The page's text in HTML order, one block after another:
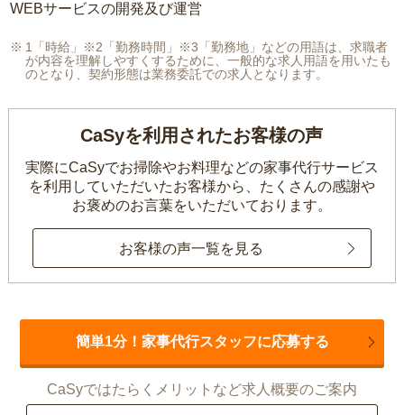
WEBサービスの開発及び運営
1「時給」※2「勤務時間」※3「勤務地」などの用語は、求職者
が内容を理解しやすくするために、一般的な求人用語を用いたも
のとなり、契約形態は業務委託での求人となります。
CaSyを利用されたお客様の声
実際にCaSyでお掃除やお料理などの家事代行サービス
を利用していただいたお客様から、 たくさんの感謝や
お褒めのお言葉をいただいております。
お客様の声一覧を見る
簡単1分！家事代行スタッフに応募する
CaSyではたらくメリットなど求人概要のご案内